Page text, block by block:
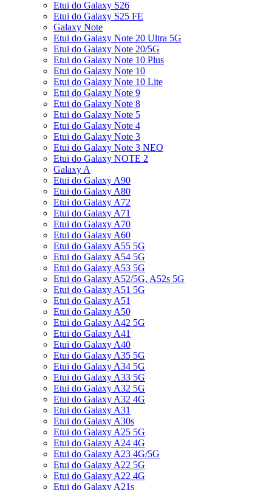
Etui do Galaxy S26
Etui do Galaxy S25 FE
Galaxy Note
Etui do Galaxy Note 20 Ultra 5G
Etui do Galaxy Note 20/5G
Etui do Galaxy Note 10 Plus
Etui do Galaxy Note 10
Etui do Galaxy Note 10 Lite
Etui do Galaxy Note 9
Etui do Galaxy Note 8
Etui do Galaxy Note 5
Etui do Galaxy Note 4
Etui do Galaxy Note 3
Etui do Galaxy Note 3 NEO
Etui do Galaxy NOTE 2
Galaxy A
Etui do Galaxy A90
Etui do Galaxy A80
Etui do Galaxy A72
Etui do Galaxy A71
Etui do Galaxy A70
Etui do Galaxy A60
Etui do Galaxy A55 5G
Etui do Galaxy A54 5G
Etui do Galaxy A53 5G
Etui do Galaxy A52/5G, A52s 5G
Etui do Galaxy A51 5G
Etui do Galaxy A51
Etui do Galaxy A50
Etui do Galaxy A42 5G
Etui do Galaxy A41
Etui do Galaxy A40
Etui do Galaxy A35 5G
Etui do Galaxy A34 5G
Etui do Galaxy A33 5G
Etui do Galaxy A32 5G
Etui do Galaxy A32 4G
Etui do Galaxy A31
Etui do Galaxy A30s
Etui do Galaxy A25 5G
Etui do Galaxy A24 4G
Etui do Galaxy A23 4G/5G
Etui do Galaxy A22 5G
Etui do Galaxy A22 4G
Etui do Galaxy A21s